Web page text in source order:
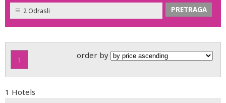
2 Odrasli
1 order by
1 Hotels